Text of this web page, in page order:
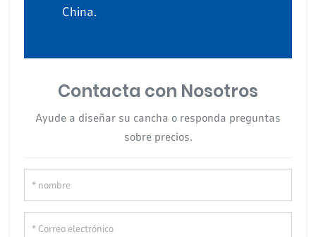
China.
Contacta con Nosotros
Ayude a diseñar su cancha o responda preguntas
sobre precios.